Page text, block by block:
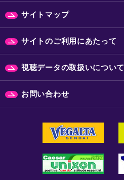
サイトマップ
サイトのご利用にあたって
視聴データの取扱いについて
お問い合わせ